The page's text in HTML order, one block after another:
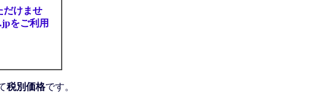
だけませ
をご利用
税別価格です。